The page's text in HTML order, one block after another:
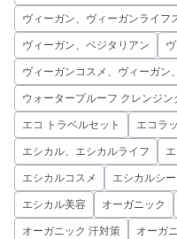
ヴィーガン、ヴィーガンライフ
ヴィーガン、ベジタリアン
ヴィーガンコスメ、ヴィーガン
ウォータープルーフ クレンジン
エコ トラベルセット エコラ
エシカル、エシカルライフ
エシカルコスメ エシカルシー
エシカル美容 オーガニック
オーガニック 汗対策 オーガ